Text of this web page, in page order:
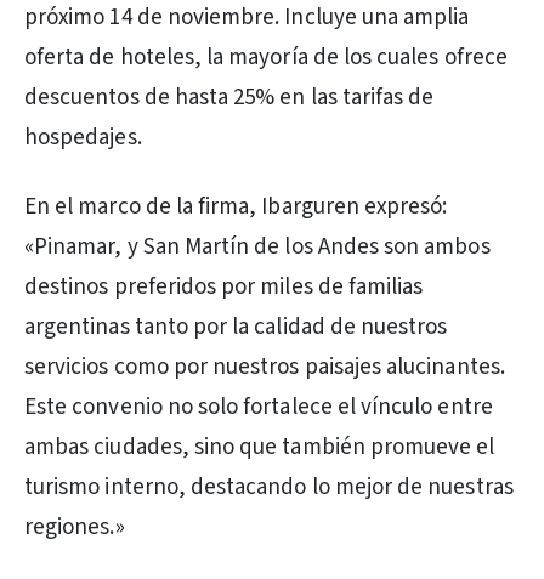
próximo 14 de noviembre. Incluye una amplia
oferta de hoteles, la mayoría de los cuales ofrece
descuentos de hasta 25% en las tarifas de
hospedajes.
En el marco de la firma, Ibarguren expresó:
«Pinamar, y San Martín de los Andes son ambos
destinos preferidos por miles de familias
argentinas tanto por la calidad de nuestros
servicios como por nuestros paisajes alucinantes.
Este convenio no solo fortalece el vínculo entre
ambas ciudades, sino que también promueve el
turismo interno, destacando lo mejor de nuestras
regiones.»